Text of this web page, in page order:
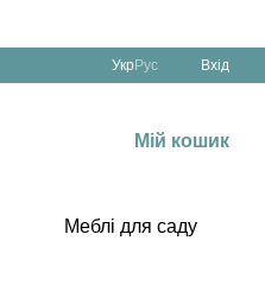
Укр Рус Вхід
Мій кошик
Меблі для саду